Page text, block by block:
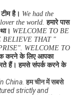
है। We had the
the world. हमारे पास
WELCOME TO BE
BELIEVE THAT "
WELCOME TO
करने के लिए आपका
हैं। हमसे संपर्क करने के
China. हम चीन में सबसे
strictly and